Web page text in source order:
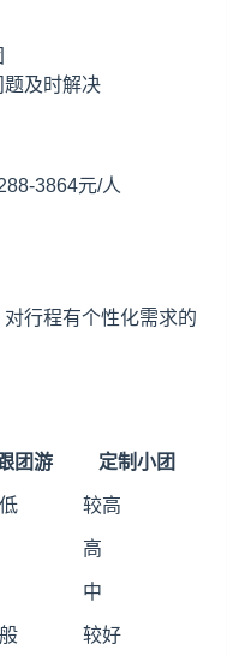
及时解决
3864元/人
行程有个性化需求的
团游 定制小团
较高
高
中
较好